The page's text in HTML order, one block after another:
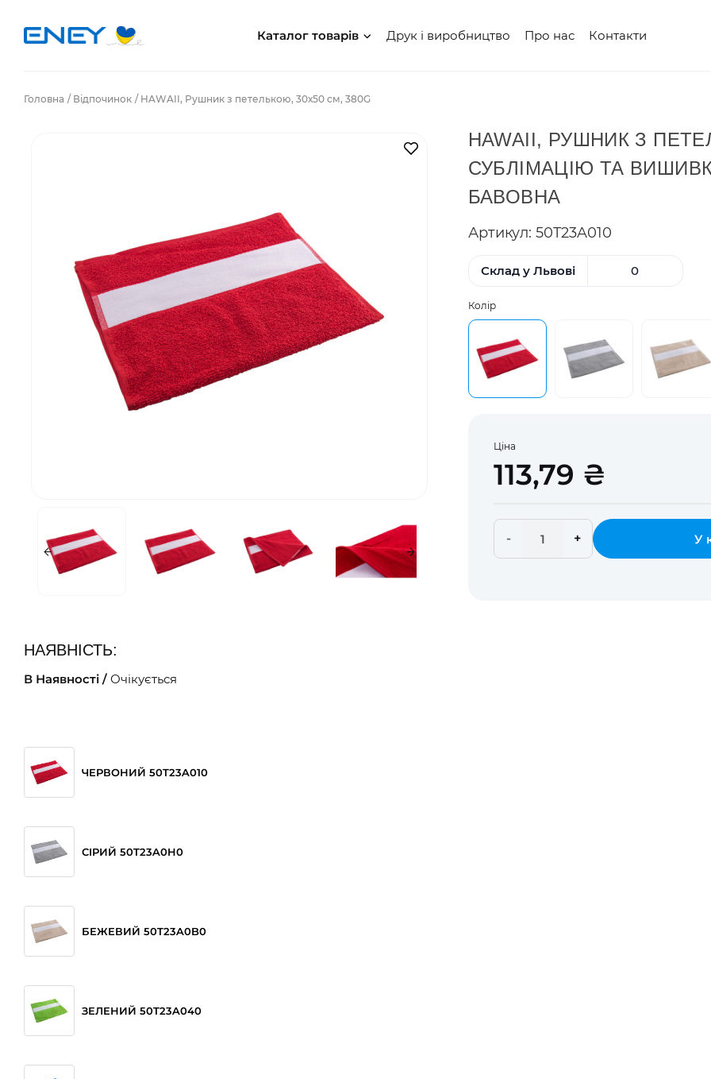
Каталог товарів Друк і виробництво Про нас Контакти
Головна Відпочинок HAWAII, Рушник з петелькою, 30х50 см, 380G
В закладкиHAWAII, РУШНИК З
СУБЛІМАЦІЮ ТА
БАВОВНА
Артикул: 50T23A010
Склад у Львові 0
Колір
Ціна
113,79 ₴
- + У
НАЯВНІСТЬ:
В Наявності / Очікується
ЧЕРВОНИЙ 50T23A010
СІРИЙ 50T23A0H0
БЕЖЕВИЙ 50T23A0B0
ЗЕЛЕНИЙ 50T23A040